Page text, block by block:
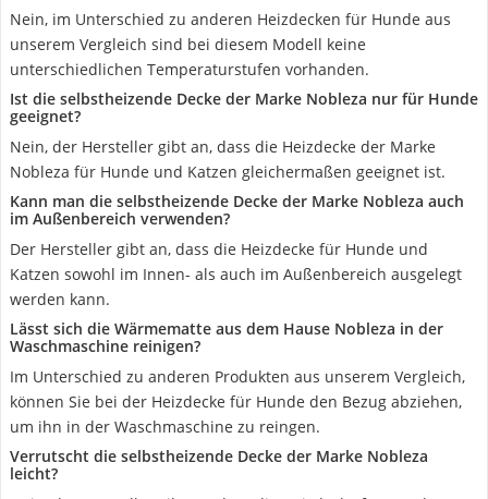
Nein, im Unterschied zu anderen Heizdecken für Hunde aus
unserem Vergleich sind bei diesem Modell keine
unterschiedlichen Temperaturstufen vorhanden.
Ist die selbstheizende Decke der Marke Nobleza nur für Hunde
geeignet?
Nein, der Hersteller gibt an, dass die Heizdecke der Marke
Nobleza für Hunde und Katzen gleichermaßen geeignet ist.
Kann man die selbstheizende Decke der Marke Nobleza auch
im Außenbereich verwenden?
Der Hersteller gibt an, dass die Heizdecke für Hunde und
Katzen sowohl im Innen- als auch im Außenbereich ausgelegt
werden kann.
Lässt sich die Wärmematte aus dem Hause Nobleza in der
Waschmaschine reinigen?
Im Unterschied zu anderen Produkten aus unserem Vergleich,
können Sie bei der Heizdecke für Hunde den Bezug abziehen,
um ihn in der Waschmaschine zu reingen.
Verrutscht die selbstheizende Decke der Marke Nobleza
leicht?